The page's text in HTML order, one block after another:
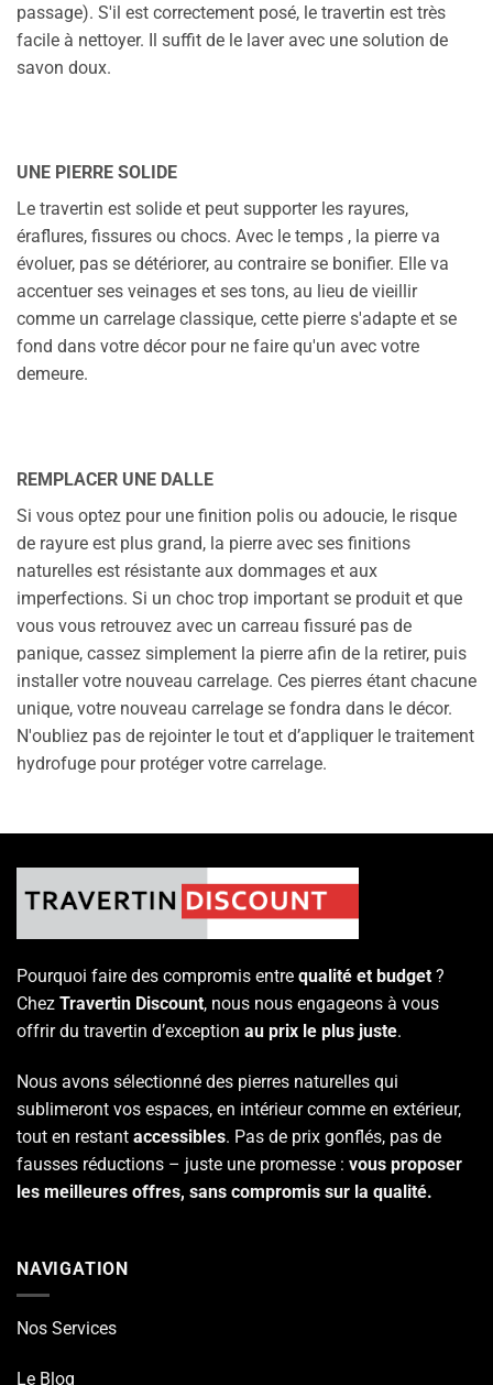
passage). S'il est correctement posé, le travertin est très
facile à nettoyer. Il suffit de le laver avec une solution de
savon doux.
UNE PIERRE SOLIDE
Le travertin est solide et peut supporter les rayures,
éraflures, fissures ou chocs. Avec le temps , la pierre va
évoluer, pas se détériorer, au contraire se bonifier. Elle va
accentuer ses veinages et ses tons, au lieu de vieillir
comme un carrelage classique, cette pierre s'adapte et se
fond dans votre décor pour ne faire qu'un avec votre
demeure.
REMPLACER UNE DALLE
Si vous optez pour une finition polis ou adoucie, le risque
de rayure est plus grand, la pierre avec ses finitions
naturelles est résistante aux dommages et aux
imperfections. Si un choc trop important se produit et que
vous vous retrouvez avec un carreau fissuré pas de
panique, cassez simplement la pierre afin de la retirer, puis
installer votre nouveau carrelage. Ces pierres étant chacune
unique, votre nouveau carrelage se fondra dans le décor.
N'oubliez pas de rejointer le tout et d’appliquer le traitement
hydrofuge pour protéger votre carrelage.
Pourquoi faire des compromis entre qualité et budget ?
Chez Travertin Discount, nous nous engageons à vous
offrir du travertin d’exception au prix le plus juste.
Nous avons sélectionné des pierres naturelles qui
sublimeront vos espaces, en intérieur comme en extérieur,
tout en restant accessibles. Pas de prix gonflés, pas de
fausses réductions – juste une promesse : vous proposer
les meilleures offres, sans compromis sur la qualité.
NAVIGATION
Nos Services
Le Blog